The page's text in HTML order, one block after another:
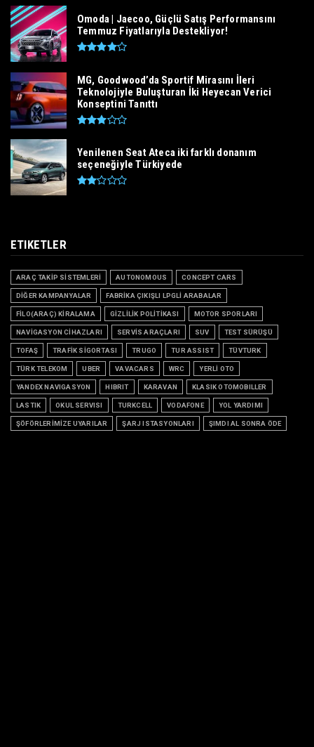
Omoda | Jaecoo, Güçlü Satış Performansını
Temmuz Fiyatlarıyla Destekliyor!
MG, Goodwood’da Sportif Mirasını İleri
Teknolojiyle Buluşturan İki Heyecan Verici
Konseptini Tanıttı
Yenilenen Seat Ateca iki farklı donanım
seçeneğiyle Türkiyede
ETIKETLER
ARAÇ TAKİP SİSTEMLERİ AUTONOMOUS CONCEPT CARS
DİĞER KAMPANYALAR FABRİKA ÇIKIŞLI LPGLİ ARABALAR
FİLO(ARAÇ) KİRALAMA GİZLİLİK POLİTİKASI MOTOR SPORLARI
NAVİGASYON CİHAZLARI SERVİS ARAÇLARI SUV TEST SÜRÜŞÜ
TOFAŞ TRAFİK SİGORTASI TRUGO TUR ASSIST TÜVTURK
TÜRK TELEKOM UBER VAVACARS WRC YERLİ OTO
YANDEX NAVIGASYON HIBRIT KARAVAN KLASIK OTOMOBILLER
LASTIK OKUL SERVISI TURKCELL VODAFONE YOL YARDIMI
ŞÖFÖRLERİMİZE UYARILAR ŞARJ ISTASYONLARI ŞIMDI AL SONRA ÖDE